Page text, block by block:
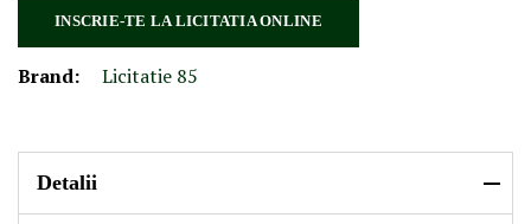
INSCRIE-TE LA LICITATIA ONLINE
Brand: Licitatie 85
Detalii